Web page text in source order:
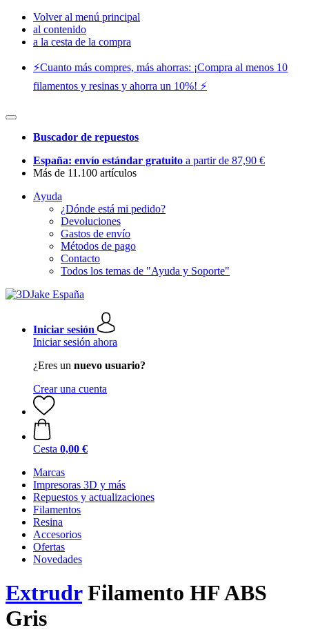
Volver al menú principal
al contenido
a la cesta de la compra
⚡️Cuanto más compres, más ahorras: ¡Compra al menos 10
filamentos y resinas y ahorra un 10%! ⚡️
Buscador de repuestos
España: envío estándar gratuito a partir de 87,90 €
Más de 11.100 artículos
Ayuda
¿Dónde está mi pedido?
Devoluciones
Gastos de envío
Métodos de pago
Contacto
Todos los temas de "Ayuda y Soporte"
Iniciar sesión
Iniciar sesión ahora
¿Eres un nuevo usuario?
Crear una cuenta
Cesta 0,00 €
Marcas
Impresoras 3D y más
Repuestos y actualizaciones
Filamentos
Resina
Accesorios
Ofertas
Novedades
ExtrudrFilamento HF ABS
Gris